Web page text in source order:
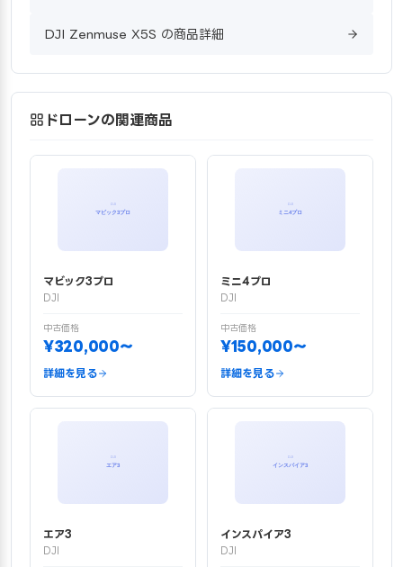
DJI Zenmuse X5S の商品詳細
ドローンの関連商品
マビック3プロ
DJI
中古価格
¥320,000〜
詳細を見る
ミニ4プロ
DJI
中古価格
¥150,000〜
詳細を見る
エア3
DJI
インスパイア3
DJI